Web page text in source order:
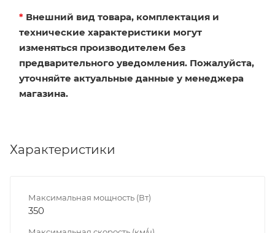
* Внешний вид товара, комплектация и
технические характеристики могут
изменяться производителем без
предварительного уведомления. Пожалуйста,
уточняйте актуальные данные у менеджера
магазина.
Характеристики
Максимальная мощность (Вт)
350